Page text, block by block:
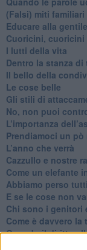
​(Falsi) miti familiari
​Educare alla
​Cuoricini, cuoricini
I lutti della vita
​Dentro la stanza di
​Il bello della
Le cose belle
​Gli stili di
No, non puoi
​L’importanza
​Prendiamoci un
​L’anno che verrà
​Cazzullo e nostre
​Come un elefante
​Abbiamo perso tutti
E se le cose non
​Chi sono i genitori
Come è davvero la
Quando il diritto